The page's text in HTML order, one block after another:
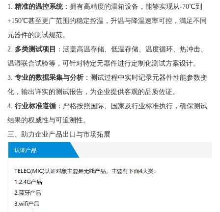
1. 精准的温控系统：拥有高精度的温箱设备，能够实现从-70℃到
+150℃甚至更广范围的稳定控温，升温与降温速率可控，满足不同
元器件的测试规范。
2. 多类测试项目 ：涵盖高温存储、低温存储、温度循环、热冲击、
温湿联合试验等，可针对特定元器件进行定制化测试方案设计。
3. 专业的数据采集与分析：测试过程中实时记录元器件性能参数变
化，输出详实的测试报告，为企业提供客观的品质佐证。
4. 行业标准遵循：严格按照国际、国家及行业标准执行，确保测试
结果的权威性与可追溯性。
三、助力企业产品出口与市场拓展